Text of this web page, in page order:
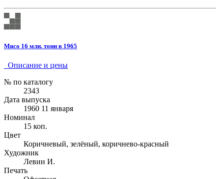
Мясо 16 млн. тонн в 1965
Описание и цены
№ по каталогу
2343
Дата выпуска
1960 11 января
Номинал
15 коп.
Цвет
Коричневый, зелёный, коричнево-красный
Художник
Левин И.
Печать